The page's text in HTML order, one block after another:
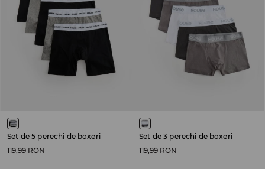
Set de 5 perechi de boxeri
119,99 RON
Set de 3 perechi de boxeri
119,99 RON